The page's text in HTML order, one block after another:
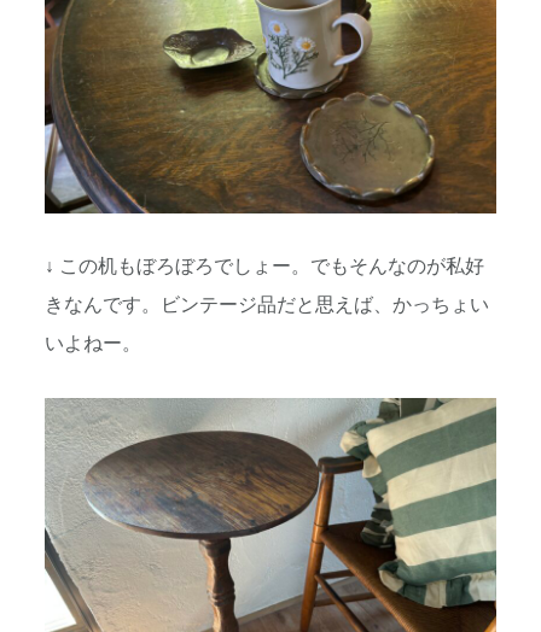
↓ この机もぼろぼろでしょー。でもそんなのが私好
きなんです。ビンテージ品だと思えば、かっちょい
いよねー。